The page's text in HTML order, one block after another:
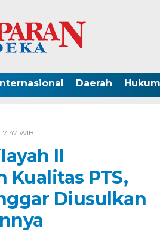
Daerah
WIB
II
PTS,
Diusulkan